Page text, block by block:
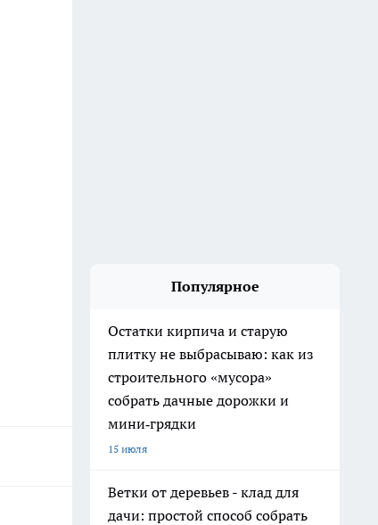
Популярное
Остатки кирпича и старую
плитку не выбрасываю: как из
строительного «мусора»
собрать дачные дорожки и
мини‑грядки
15 июля
Ветки от деревьев - клад для
дачи: простой способ собрать